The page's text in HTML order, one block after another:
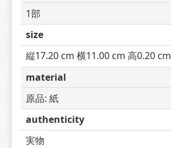
1部
size
縦17.20 cm 横11.00 cm 高0.20 cm
material
原品: 紙
authenticity
実物